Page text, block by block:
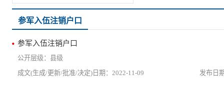
参军入伍注销户口
参军入伍注销户口
县级
2022-11-09